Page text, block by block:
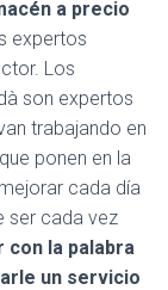
C
a precio
expertos
Los
son expertos
trabajando en
ponen en la
cada día
ser cada vez
con la palabra
un servicio